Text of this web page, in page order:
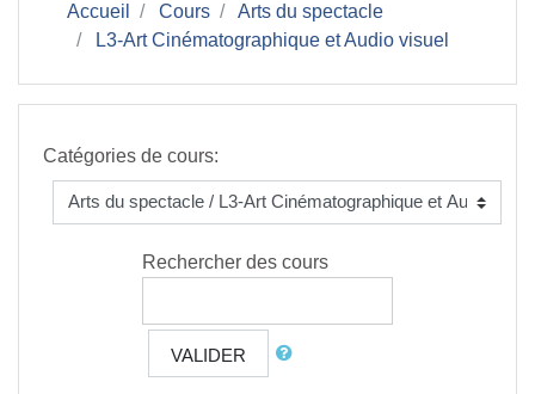
Accueil Cours
Arts du spectacle
L3-Art Cinématographique et Audio visuel
Catégories de cours:
Rechercher des cours
VALIDER